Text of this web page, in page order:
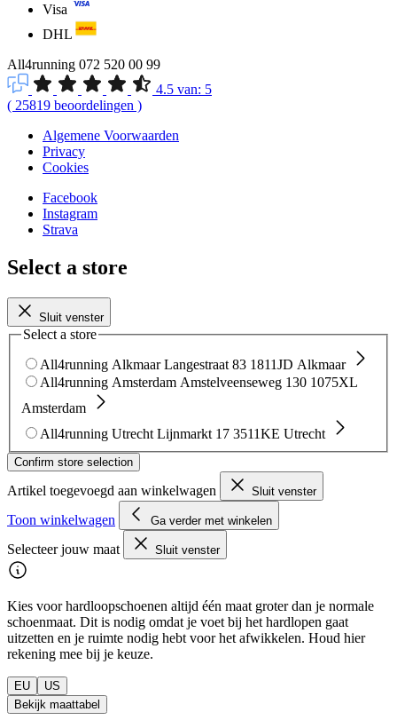
Visa
DHL
All4running 072 520 00 99
4.5 van: 5
( 25819 beoordelingen )
Algemene Voorwaarden
Privacy
Cookies
Facebook
Instagram
Strava
Select a store
Sluit venster
Select a store
All4running Alkmaar Langestraat 83 1811JD Alkmaar
All4running Amsterdam Amstelveenseweg 130 1075XL
Amsterdam
All4running Utrecht Lijnmarkt 17 3511KE Utrecht
Confirm store selection
Artikel toegevoegd aan winkelwagen Sluit venster
Toon winkelwagen Ga verder met winkelen
Selecteer jouw maat Sluit venster
Kies voor hardloopschoenen altijd één maat groter dan je normale
schoenmaat. Dit is nodig omdat je voet bij het hardlopen gaat
uitzetten en je ruimte nodig hebt voor het afwikkelen. Houd hier
rekening mee bij je keuze.
EU
US
Bekijk maattabel